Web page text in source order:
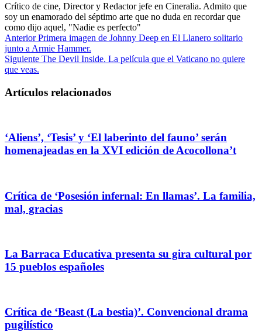
Crítico de cine, Director y Redactor jefe en Cineralia. Admito que
soy un enamorado del séptimo arte que no duda en recordar que
como dijo aquel, "Nadie es perfecto"
AnteriorPrimera imagen de Johnny Deep en El Llanero solitario
junto a Armie Hammer.
Siguiente The Devil Inside. La película que el Vaticano no quiere
que veas.
Artículos relacionados
‘Aliens’, ‘Tesis’ y ‘El laberinto del fauno’ serán
homenajeadas en la XVI edición de Acocollona’t
Crítica de ‘Posesión infernal: En llamas’. La familia,
mal, gracias
La Barraca Educativa presenta su gira cultural por
15 pueblos españoles
Crítica de ‘Beast (La bestia)’. Convencional drama
pugilístico